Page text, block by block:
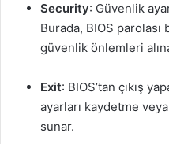
Security: Güvenlik
Burada, BIOS
güvenlik önlemleri
Exit: BIOS’tan çıkış
ayarları kaydetme
sunar.